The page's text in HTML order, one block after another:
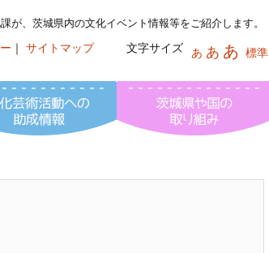
報ネット
が、茨城県内の文化イベント情報等をご紹介します。
サイトマップ 文字サイズ あ あ あ 標準
団体の紹介 文化芸術活動への助成情報